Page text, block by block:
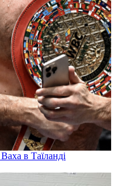
в Таїланді